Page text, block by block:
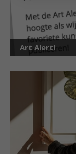
Art Alert!